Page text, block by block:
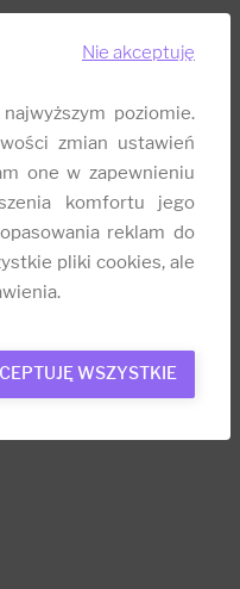
Nie akceptuję
poziomie.
zmian ustawień
one w zapewnieniu
komfortu jego
reklam do
pliki cookies, ale
WSZYSTKIE